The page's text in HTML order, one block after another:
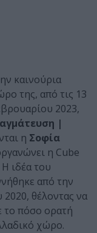
καινούρια
της, από τις 13
2023,
|
η Σοφία
η Cube
Η ιδέα του
από την
θέλοντας να
το πόσο ορατή
χώρο.